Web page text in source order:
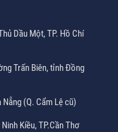
Dầu Một, TP. Hồ Chí
Trấn Biên, tỉnh Đồng
Nẵng (Q. Cẩm Lệ cũ)
Kiều, TP.Cần Thơ